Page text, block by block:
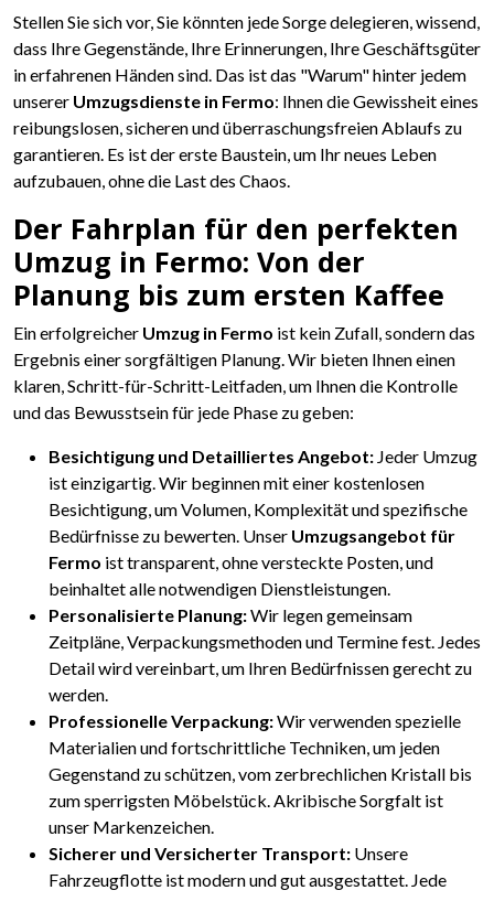
Stellen Sie sich vor, Sie könnten jede Sorge delegieren, wissend,
dass Ihre Gegenstände, Ihre Erinnerungen, Ihre Geschäftsgüter
in erfahrenen Händen sind. Das ist das "Warum" hinter jedem
unserer Umzugsdienste in Fermo: Ihnen die Gewissheit eines
reibungslosen, sicheren und überraschungsfreien Ablaufs zu
garantieren. Es ist der erste Baustein, um Ihr neues Leben
aufzubauen, ohne die Last des Chaos.
Der Fahrplan für den perfekten
Umzug in Fermo: Von der
Planung bis zum ersten Kaffee
Ein erfolgreicher Umzug in Fermo ist kein Zufall, sondern das
Ergebnis einer sorgfältigen Planung. Wir bieten Ihnen einen
klaren, Schritt-für-Schritt-Leitfaden, um Ihnen die Kontrolle
und das Bewusstsein für jede Phase zu geben:
Besichtigung und Detailliertes Angebot: Jeder Umzug
ist einzigartig. Wir beginnen mit einer kostenlosen
Besichtigung, um Volumen, Komplexität und spezifische
Bedürfnisse zu bewerten. Unser Umzugsangebot für
Fermo ist transparent, ohne versteckte Posten, und
beinhaltet alle notwendigen Dienstleistungen.
Personalisierte Planung:Wir legen gemeinsam
Zeitpläne, Verpackungsmethoden und Termine fest. Jedes
Detail wird vereinbart, um Ihren Bedürfnissen gerecht zu
werden.
Professionelle Verpackung:Wir verwenden spezielle
Materialien und fortschrittliche Techniken, um jeden
Gegenstand zu schützen, vom zerbrechlichen Kristall bis
zum sperrigsten Möbelstück. Akribische Sorgfalt ist
unser Markenzeichen.
Sicherer und Versicherter Transport: Unsere
Fahrzeugflotte ist modern und gut ausgestattet. Jede